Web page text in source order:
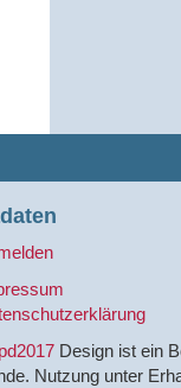
Design ist ein
Nutzung unter